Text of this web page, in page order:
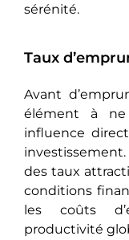
sérénité.
Taux
Avant
élément à
influence
des taux
conditions
les coûts
productivité